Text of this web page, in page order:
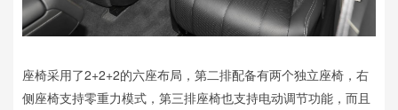
座椅采用了2+2+2的六座布局，第二排配备有两个独立座椅，右
侧座椅支持零重力模式，第三排座椅也支持电动调节功能，而且